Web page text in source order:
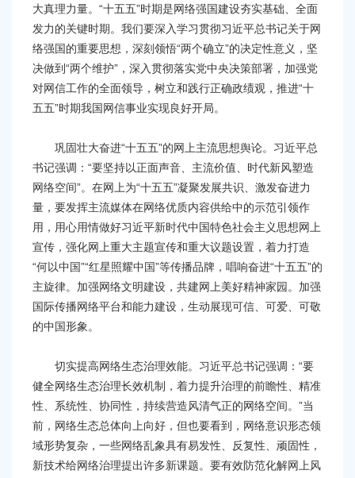
大真理力量。“十五五”时期是网络强国建设夯实基础、全面
发力的关键时期。我们要深入学习贯彻习近平总书记关于网
络强国的重要思想，深刻领悟“两个确立”的决定性意义，坚
决做到“两个维护”，深入贯彻落实党中央决策部署，加强党
对网信工作的全面领导，树立和践行正确政绩观，推进“十
五五”时期我国网信事业实现良好开局。
巩固壮大奋进“十五五”的网上主流思想舆论。习近平总
书记强调：“要坚持以正面声音、主流价值、时代新风塑造
网络空间”。在网上为“十五五”凝聚发展共识、激发奋进力
量，要发挥主流媒体在网络优质内容供给中的示范引领作
用，用心用情做好习近平新时代中国特色社会主义思想网上
宣传，强化网上重大主题宣传和重大议题设置，着力打造
“何以中国”“红星照耀中国”等传播品牌，唱响奋进“十五五”的
主旋律。加强网络文明建设，共建网上美好精神家园。加强
国际传播网络平台和能力建设，生动展现可信、可爱、可敬
的中国形象。
切实提高网络生态治理效能。习近平总书记强调：“要
健全网络生态治理长效机制，着力提升治理的前瞻性、精准
性、系统性、协同性，持续营造风清气正的网络空间。”当
前，网络生态总体向上向好，但也要看到，网络意识形态领
域形势复杂，一些网络乱象具有易发性、反复性、顽固性，
新技术给网络治理提出许多新课题。要有效防范化解网上风